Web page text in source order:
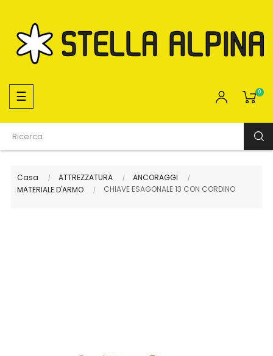
navigazione
Toggle
☰ 0
Casa ATTREZZATURA
ANCORAGGI
MATERIALE D'ARMO
CHIAVE ESAGONALE 13 CON CORDINO